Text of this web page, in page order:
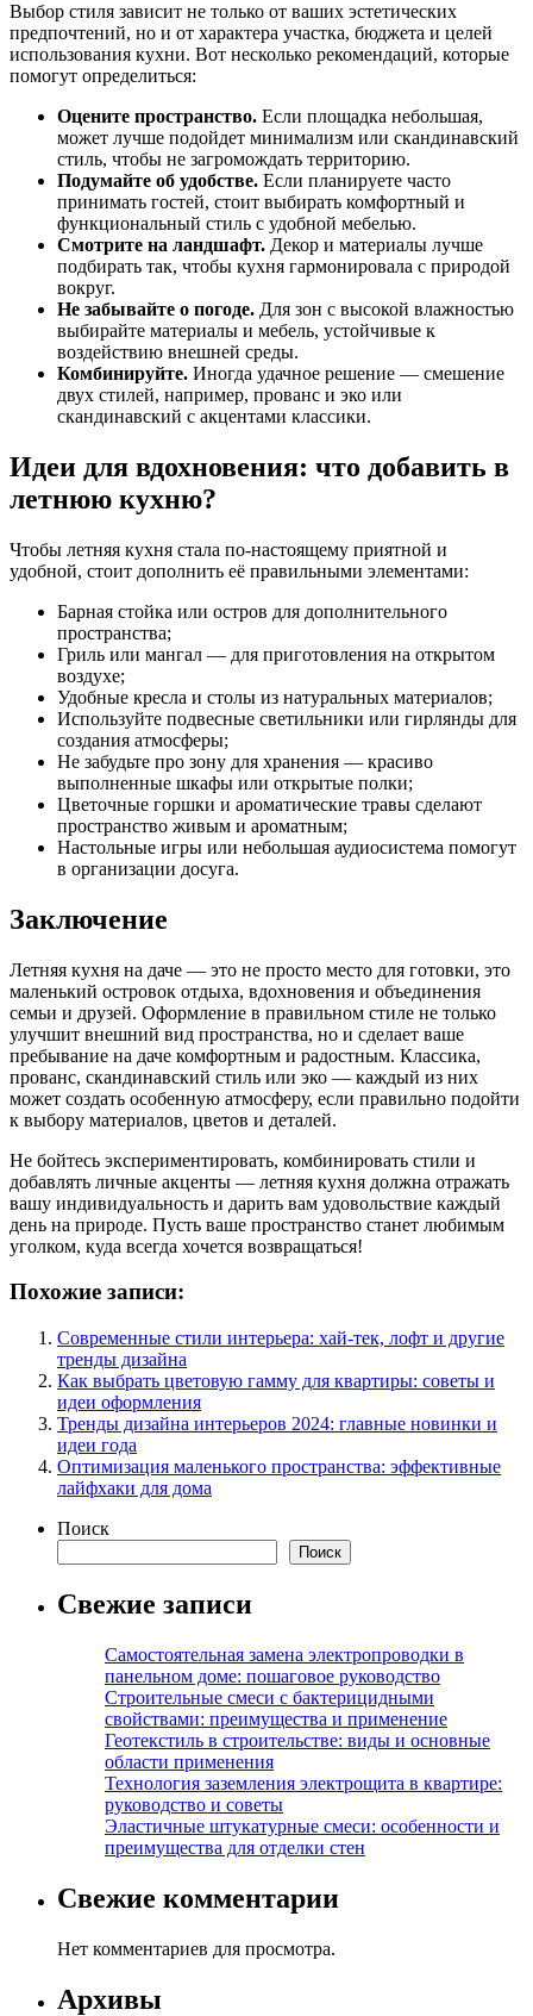
Выбор стиля зависит не только от ваших эстетических
предпочтений, но и от характера участка, бюджета и целей
использования кухни. Вот несколько рекомендаций, которые
помогут определиться:
Оцените пространство. Если площадка небольшая,
может лучше подойдет минимализм или скандинавский
стиль, чтобы не загромождать территорию.
Подумайте об удобстве. Если планируете часто
принимать гостей, стоит выбирать комфортный и
функциональный стиль с удобной мебелью.
Смотрите на ландшафт. Декор и материалы лучше
подбирать так, чтобы кухня гармонировала с природой
вокруг.
Не забывайте о погоде. Для зон с высокой влажностью
выбирайте материалы и мебель, устойчивые к
воздействию внешней среды.
Комбинируйте. Иногда удачное решение — смешение
двух стилей, например, прованс и эко или
скандинавский с акцентами классики.
Идеи для вдохновения: что добавить в
летнюю кухню?
Чтобы летняя кухня стала по-настоящему приятной и
удобной, стоит дополнить её правильными элементами:
Барная стойка или остров для дополнительного
пространства;
Гриль или мангал — для приготовления на открытом
воздухе;
Удобные кресла и столы из натуральных материалов;
Используйте подвесные светильники или гирлянды для
создания атмосферы;
Не забудьте про зону для хранения — красиво
выполненные шкафы или открытые полки;
Цветочные горшки и ароматические травы сделают
пространство живым и ароматным;
Настольные игры или небольшая аудиосистема помогут
в организации досуга.
Заключение
Летняя кухня на даче — это не просто место для готовки, это
маленький островок отдыха, вдохновения и объединения
семьи и друзей. Оформление в правильном стиле не только
улучшит внешний вид пространства, но и сделает ваше
пребывание на даче комфортным и радостным. Классика,
прованс, скандинавский стиль или эко — каждый из них
может создать особенную атмосферу, если правильно подойти
к выбору материалов, цветов и деталей.
Не бойтесь экспериментировать, комбинировать стили и
добавлять личные акценты — летняя кухня должна отражать
вашу индивидуальность и дарить вам удовольствие каждый
день на природе. Пусть ваше пространство станет любимым
уголком, куда всегда хочется возвращаться!
Похожие записи:
Современные стили интерьера: хай-тек, лофт и другие
тренды дизайна
Как выбрать цветовую гамму для квартиры: советы и
идеи оформления
Тренды дизайна интерьеров 2024: главные новинки и
идеи года
Оптимизация маленького пространства: эффективные
лайфхаки для дома
Поиск
Поиск
Свежие записи
Самостоятельная замена электропроводки в
панельном доме: пошаговое руководство
Строительные смеси с бактерицидными
свойствами: преимущества и применение
Геотекстиль в строительстве: виды и основные
области применения
Технология заземления электрощита в квартире:
руководство и советы
Эластичные штукатурные смеси: особенности и
преимущества для отделки стен
Свежие комментарии
Нет комментариев для просмотра.
Архивы